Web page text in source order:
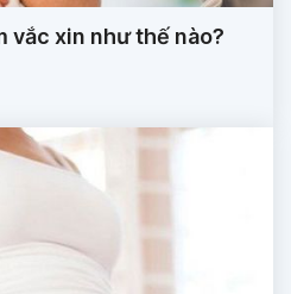
vắc xin như thế nào?